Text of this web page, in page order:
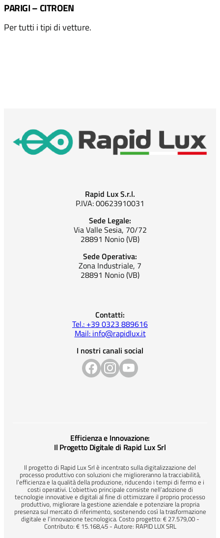
PARIGI – CITROEN
Per tutti i tipi di vetture.
Rapid Lux S.r.l.
P.IVA: 00623910031
Sede Legale:
Via Valle Sesia, 70/72
28891 Nonio (VB)
Sede Operativa:
Zona Industriale, 7
28891 Nonio (VB)
Contatti:
Tel.: +39 0323 889616
Mail: info@rapidlux.it
I nostri canali social
Efficienza e Innovazione:
Il Progetto Digitale di Rapid Lux Srl
Il progetto di Rapid Lux Srl è incentrato sulla digitalizzazione del
processo produttivo con soluzioni che miglioreranno la tracciabilità,
l’efficienza e la qualità della produzione, riducendo i tempi di fermo e i
costi operativi. L’obiettivo principale consiste nell’adozione di
tecnologie innovative e digitali al fine di ottimizzare il proprio processo
produttivo, migliorare la gestione aziendale e potenziare la propria
presenza sul mercato di riferimento, sostenendo così la trasformazione
digitale e l’innovazione tecnologica. Costo progetto: € 27.579,00 -
Contributo: € 15.168,45 - Autore: RAPID LUX SRL